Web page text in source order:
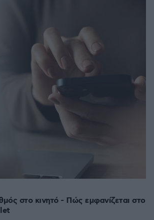
στο κινητό - Πώς εμφανίζεται στο